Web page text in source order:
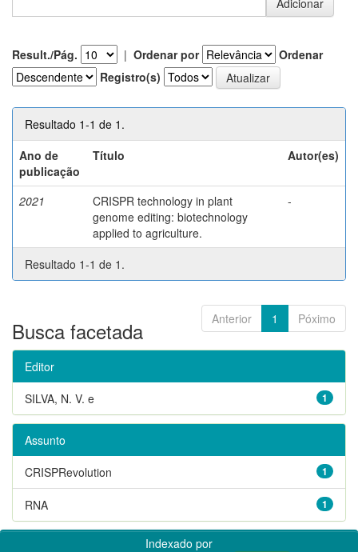
Result./Pág. | Ordenar por
Ordenar
Registro(s)
Resultado 1-1 de 1.
Ano de
publicação
Título Autor(es)
2021
CRISPR technology in plant
genome editing: biotechnology
applied to agriculture.
-
Resultado 1-1 de 1.
Anterior 1 Póximo
Busca facetada
Editor
1
SILVA, N. V. e
Assunto
1
CRISPRevolution
1
RNA
Indexado por